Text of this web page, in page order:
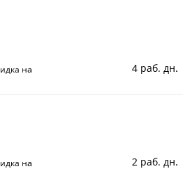
на
4 раб. дн.
на
2 раб. дн.